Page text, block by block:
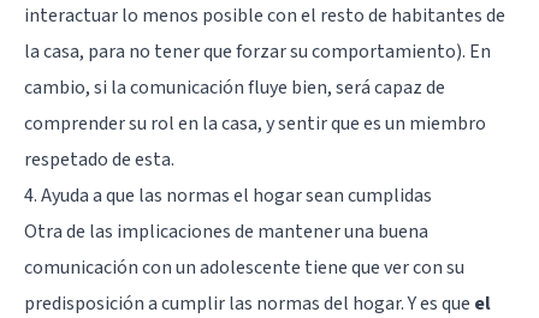
interactuar lo menos posible con el resto de habitantes de
la casa, para no tener que forzar su comportamiento). En
cambio, si la comunicación fluye bien, será capaz de
comprender su rol en la casa, y sentir que es un miembro
respetado de esta.
4. Ayuda a que las normas el hogar sean cumplidas
Otra de las implicaciones de mantener una buena
comunicación con un adolescente tiene que ver con su
predisposición a cumplir las normas del hogar. Y es que el